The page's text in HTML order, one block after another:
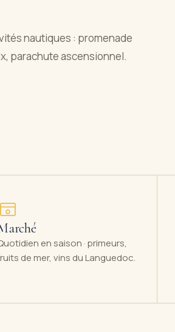
nautiques : promenade
parachute ascensionnel.
en saison · primeurs,
de mer, vins du Languedoc.